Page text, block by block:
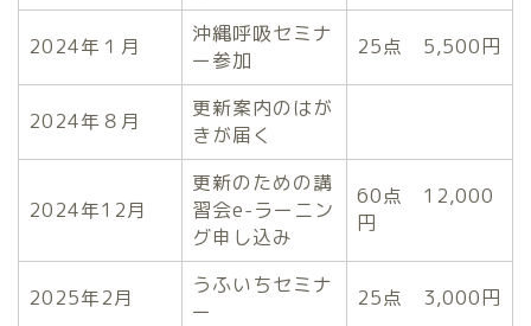
2024年１月
沖縄呼吸セミナ
ー参加
25点 5,500円
2024年８月
更新案内のはが
きが届く
2024年12月
更新のための講
習会e-ラーニン
グ申し込み
60点 12,000
円
2025年2月
うふいちセミナ
ー
25点 3,000円